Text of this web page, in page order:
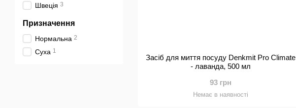
Засіб для миття посуду Denkmit Pro Climate
- лаванда, 500 мл
93 грн
Немає в наявності
Швеція 3
Призначення
Нормальна 2
Суха 1